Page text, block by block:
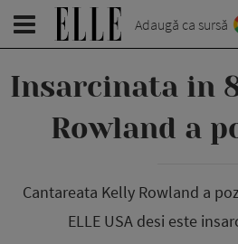
Adaugă ca sursă
Insarcinata in
Rowland a
Cantareata Kelly Rowland a
ELLE USA desi este